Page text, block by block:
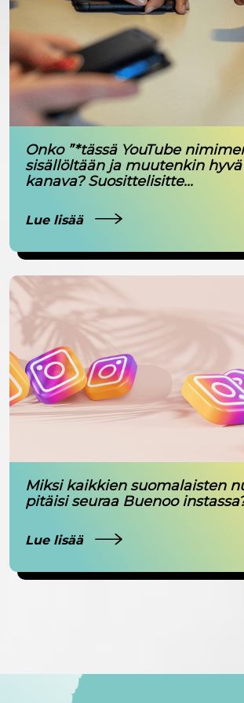
Onko ”*tässä YouTube
sisällöltään ja muutenkin hyvä
kanava? Suosittelisitte...
Lue lisää
Miksi kaikkien suomalaisten
pitäisi seuraa Buenoo
Lue lisää